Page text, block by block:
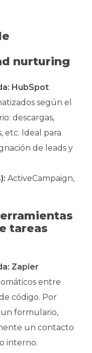
nurturing
HubSpot
según el
descargas,
etc. Ideal para
de leads y
ActiveCampaign,
tareas
Zapier
entre
código. Por
formulario,
un contacto
interno.